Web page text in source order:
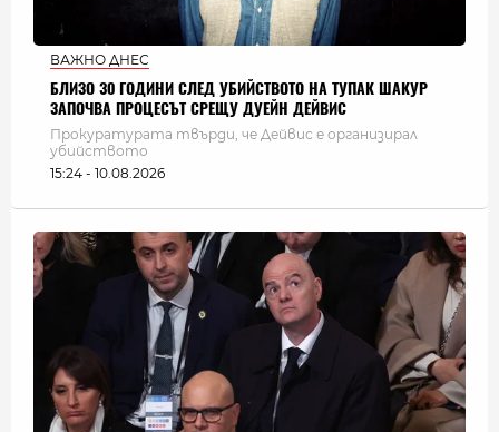
ВАЖНО ДНЕС
БЛИЗО 30 ГОДИНИ СЛЕД УБИЙСТВОТО НА ТУПАК ШАКУР
ЗАПОЧВА ПРОЦЕСЪТ СРЕЩУ ДУЕЙН ДЕЙВИС
Прокуратурата твърди, че Дейвис е организирал
убийството
15:24 - 10.08.2026